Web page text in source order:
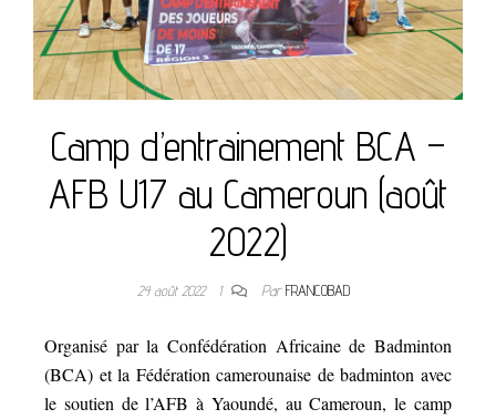
Camp d’entrainement BCA –
AFB U17 au Cameroun (août
2022)
24 août 2022 1 ParFRANCOBAD
Organisé par la Confédération Africaine de Badminton
(BCA) et la Fédération camerounaise de badminton avec
le soutien de l’AFB à Yaoundé, au Cameroun, le camp